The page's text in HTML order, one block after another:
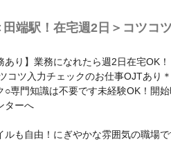
田端駅！在宅週2日＞コツコ
あり】業務になれたら週2日在宅
コツ入力チェックのお仕事OJTあり
○専門知識は不要です未経験OK！開
ターへ
ルも自由！にぎやかな雰囲気の職場